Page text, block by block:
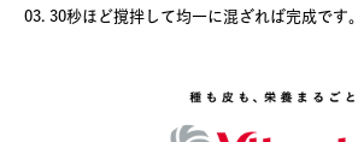
30秒ほど撹拌して均一に混ざれば完成です。